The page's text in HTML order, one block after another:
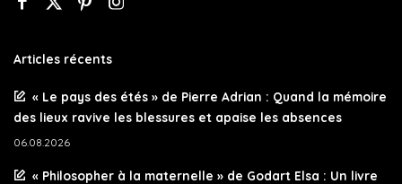
Articles récents
« Le pays des étés » de Pierre Adrian : Quand la mémoire
des lieux ravive les blessures et apaise les absences
06.08.2026
« Philosopher à la maternelle » de Godart Elsa : Un livre